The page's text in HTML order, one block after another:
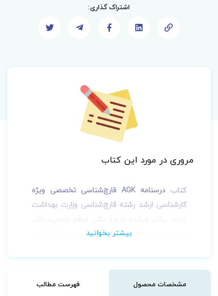
اشتراک گذاری:
مروری در مورد این کتاب
کتاب
درسنامه AGK قارچ‌شناسی تخصصی ویژه
کارشناسی ارشد رشته قارچ‌شناسی وزارت بهداشت
امید رییسی، هاجر شعبان دوست
می‌باشد که بر اساس منابع وزارت بهداشت
گردآوری و تالیف شده است.
مشخصات محصول فهرست مطالب